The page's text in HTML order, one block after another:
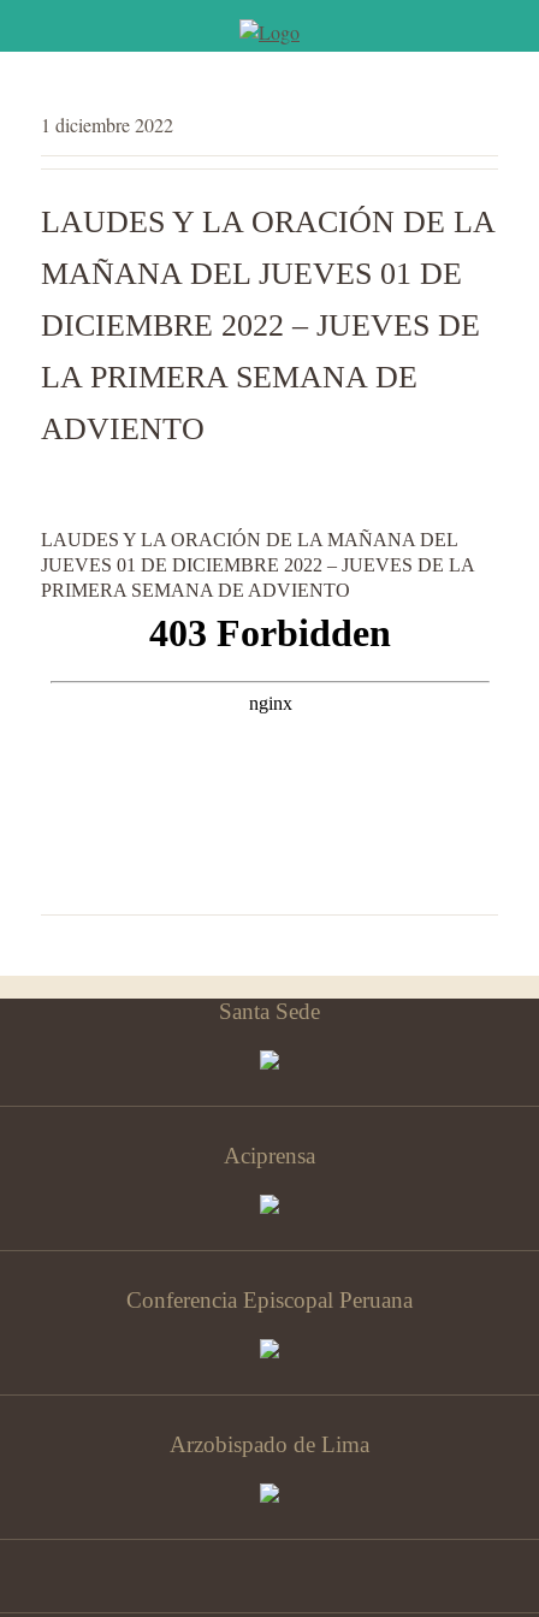
1 diciembre 2022
LAUDES Y LA ORACIÓN DE LA
MAÑANA DEL JUEVES 01 DE
DICIEMBRE 2022 – JUEVES DE
LA PRIMERA SEMANA DE
ADVIENTO
LAUDES Y LA ORACIÓN DE LA MAÑANA DEL
JUEVES 01 DE DICIEMBRE 2022 – JUEVES DE LA
PRIMERA SEMANA DE ADVIENTO
Santa Sede
Aciprensa
Conferencia Episcopal Peruana
Arzobispado de Lima